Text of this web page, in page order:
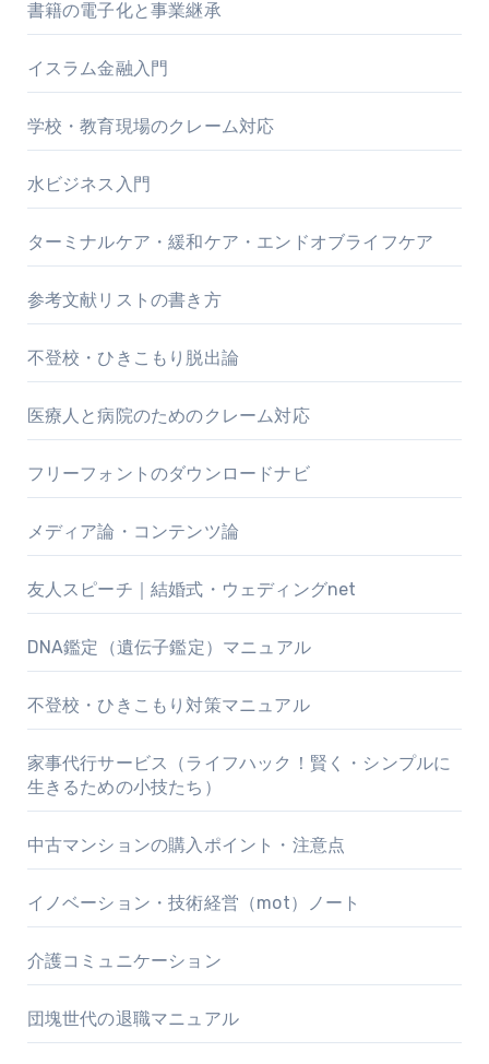
書籍の電子化と事業継承
イスラム金融入門
学校・教育現場のクレーム対応
水ビジネス入門
ターミナルケア・緩和ケア・エンドオブライフケア
参考文献リストの書き方
不登校・ひきこもり脱出論
医療人と病院のためのクレーム対応
フリーフォントのダウンロードナビ
メディア論・コンテンツ論
友人スピーチ｜結婚式・ウェディングnet
DNA鑑定（遺伝子鑑定）マニュアル
不登校・ひきこもり対策マニュアル
家事代行サービス（ライフハック！賢く・シンプルに
生きるための小技たち）
中古マンションの購入ポイント・注意点
イノベーション・技術経営（mot）ノート
介護コミュニケーション
団塊世代の退職マニュアル